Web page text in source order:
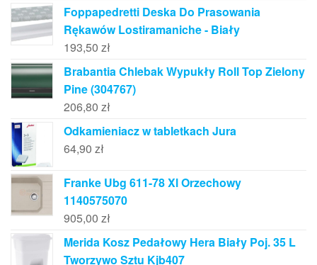
Foppapedretti Deska Do Prasowania
Rękawów Lostiramaniche - Biały
193,50 zł
Brabantia Chlebak Wypukły Roll Top Zielony
Pine (304767)
206,80 zł
Odkamieniacz w tabletkach Jura
64,90 zł
Franke Ubg 611-78 Xl Orzechowy
1140575070
905,00 zł
Merida Kosz Pedałowy Hera Biały Poj. 35 L
Tworzywo Sztu Kjb407